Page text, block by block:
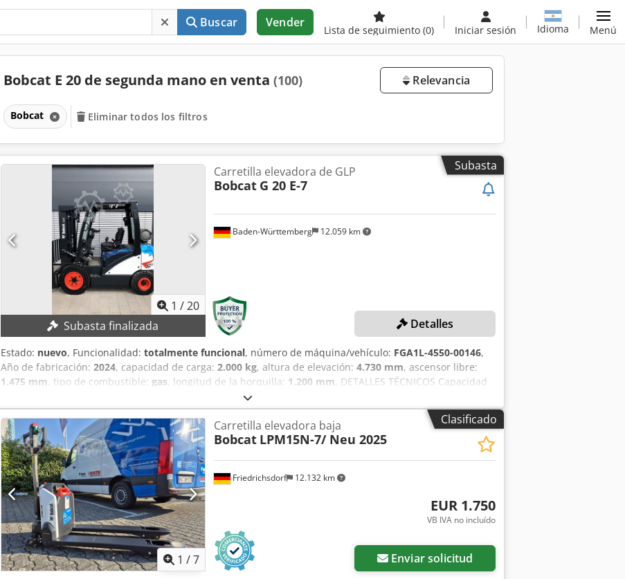
Buscar Vender
Lista de seguimiento (0) Iniciar sesión Idioma Menú
Bobcat E 20 de segunda mano en venta (100) Relevancia
Bobcat Eliminar todos los filtros
Subasta
1 /20
Subasta finalizada
Baden-Württemberg 12.059 km
Carretilla elevadora de GLP
Bobcat G 20 E-7
Detalles
Estado: nuevo, Funcionalidad: totalmente funcional, número de máquina/vehículo: FGA1L-4550-00146,
Año de fabricación: 2024, capacidad de carga: 2.000 kg, altura de elevación: 4.730 mm, ascensor libre:
1.475 mm, tipo de combustible: gas, longitud de la horquilla: 1.200 mm, DETALLES TÉCNICOS Capacidad
de carga: 2.000 kg Altura de elevación: 4.730 mm Elevación libre: 1.475 mm Longitud de las horquillas:
1.200 mm Centro de carga: 500 mm Altura de construcción: 2.150 mm DETALLES DE LA MÁQUINA
Accionamiento: Carretilla elevadora a gas Inclinación hacia atrás: 8 ° Mástil: FFT Neumáticos: S Perfil de
neumáticos: 975 mm Cjdpjy Ic Awofx An Tjrf Peso de la máquina sin equipamiento: 3.542 kg Peso de la
máquina con equipamiento: 3.613 kg
Clasificado
1 /7
Friedrichsdorf 12.132 km
Carretilla elevadora baja
Bobcat LPM15N-7/ Neu 2025
EUR 1.750
VB IVA no incluído
Enviar solicitud